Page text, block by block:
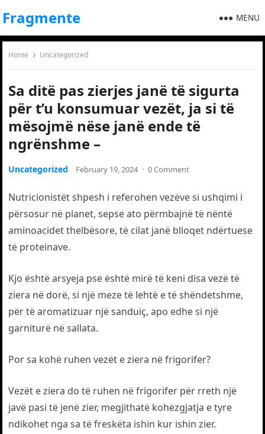
Fragmente MENU
Home Uncategorized
Sa ditë pas zierjes janë të sigurta
për t’u konsumuar vezët, ja si të
mësojmë nëse janë ende të
ngrënshme –
Uncategorized February 19, 2024 · 0 Comment
Nutricionistët shpesh i referohen vezëve si ushqimi i
përsosur në planet, sepse ato përmbajnë të nëntë
aminoacidet thelbësore, të cilat janë blloqet ndërtuese
të proteinave.
Kjo është arsyeja pse është mirë të keni disa vezë të
ziera në dorë, si një meze të lehtë e të shëndetshme,
për të aromatizuar një sanduiç, apo edhe si një
garniturë në sallata.
Por sa kohë ruhen vezët e ziera në frigorifer?
Vezët e ziera do të ruhen në frigorifer për rreth një
javë pasi të jenë zier, megjithatë kohëzgjatja e tyre
ndikohet nga sa të freskëta ishin kur ishin zier.